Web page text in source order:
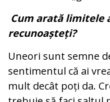
Cum arată limitele
recunoașteți?
Uneori sunt semne
sentimentul că ai
mult decât poți da.